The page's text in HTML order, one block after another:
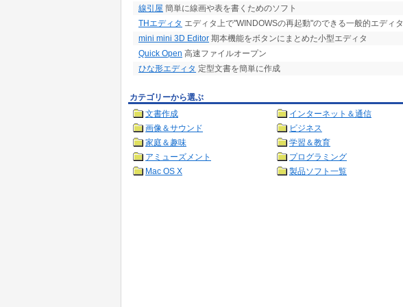
線引屋 簡単に線画や表を書くためのソフト
THエディタ エディタ上で"WINDOWSの再起動"のできる一般的エディタ
mini mini 3D Editor 期本機能をボタンにまとめた小型エディタ
Quick Open 高速ファイルオープン
ひな形エディタ 定型文書を簡単に作成
カテゴリーから選ぶ
文書作成
インターネット＆通信
画像＆サウンド
ビジネス
家庭＆趣味
学習＆教育
アミューズメント
プログラミング
Mac OS X
製品ソフト一覧